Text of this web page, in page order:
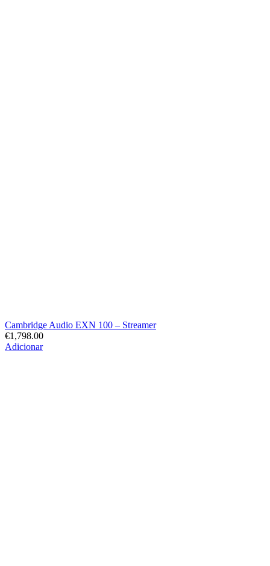
Cambridge Audio EXN 100 – Streamer
€1,798.00
Adicionar